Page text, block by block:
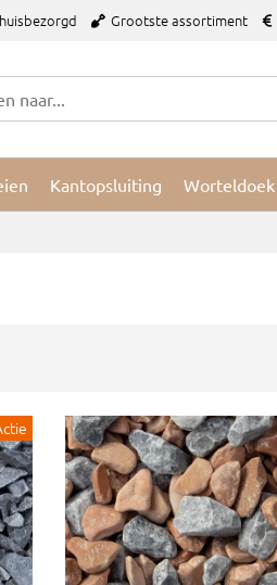
Grootste assortiment
Kantopsluiting Worteldoek